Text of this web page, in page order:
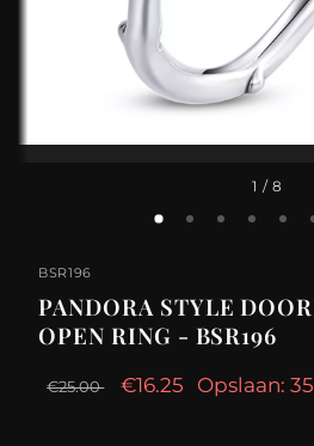
1 / 8
BSR196
PANDORA STYLE
OPEN RING - BSR196
€25.00 €16.25 Opslaan: